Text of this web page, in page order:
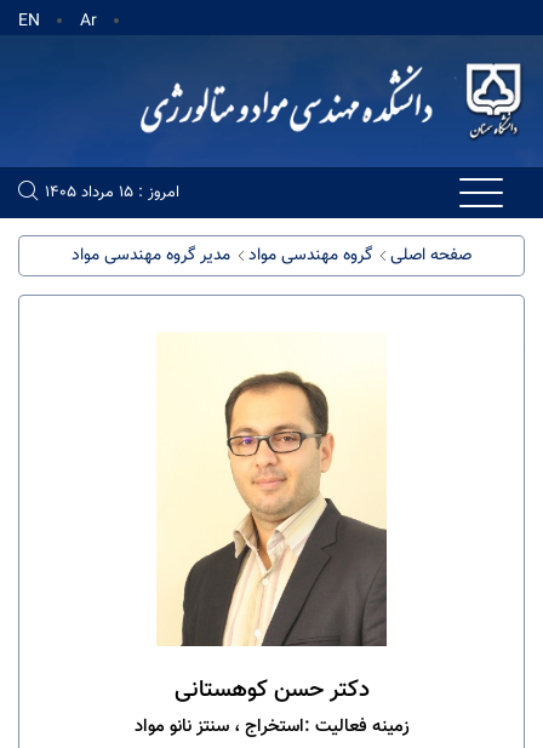
EN Ar
امروز : 15 مرداد 1405
صفحه اصلی گروه مهندسی مواد مدیر گروه مهندسی مواد
دکتر حسن کوهستانی
زمینه فعالیت :استخراج ، سنتز نانو مواد